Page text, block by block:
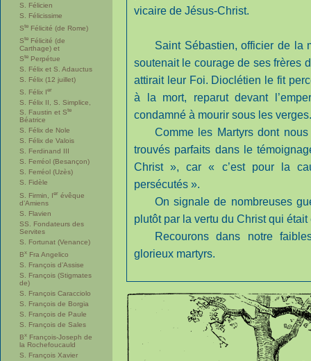
S. Félicien
S. Félicissime
Ste Félicité (de Rome)
Ste Félicité (de
Carthage) et
Ste Perpétue
S. Félix et S. Adauctus
S. Félix (12 juillet)
S. Félix Ier
S. Félix II, S. Simplice,
S. Faustin et Ste
Béatrice
S. Félix de Nole
S. Félix de Valois
S. Ferdinand III
S. Ferréol (Besançon)
S. Ferréol (Uzès)
S. Fidèle
S. Firmin, Ier évêque
d’Amiens
S. Flavien
SS. Fondateurs des
Servites
S. Fortunat (Venance)
Bx Fra Angelico
S. François d’Assise
S. François (Stigmates
de)
S. François Caracciolo
S. François de Borgia
S. François de Paule
S. François de Sales
Bx François-Joseph de
la Rochefoucauld
S. François Xavier
vicaire de Jésus-Christ.
Saint Sébastien, officier de la
soutenait le courage de ses frères
attirait leur Foi. Dioclétien le fit
à la mort, reparut devant
condamné à mourir sous les verges.
Comme les Martyrs dont nous
trouvés parfaits dans le
Christ », car « c’est pour la
persécutés ».
On signale de nombreuses
plutôt par la vertu du Christ qui était
Recourons dans notre
glorieux martyrs.